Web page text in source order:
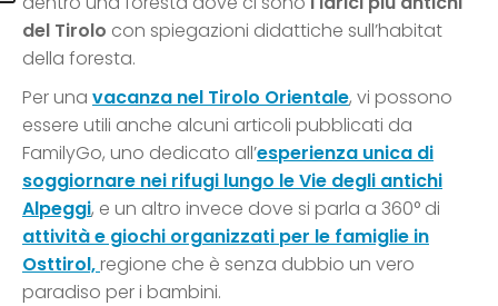
del Tirolo con spiegazioni didattiche sull’habitat
della foresta.
Per una vacanza nel Tirolo Orientale, vi possono
essere utili anche alcuni articoli pubblicati da
FamilyGo, uno dedicato all’esperienza unica di
soggiornare nei rifugi lungo le Vie degli antichi
Alpeggi, e un altro invece dove si parla a 360° di
attività e giochi organizzati per le famiglie in
Osttirol,regione che è senza dubbio un vero
paradiso per i bambini.